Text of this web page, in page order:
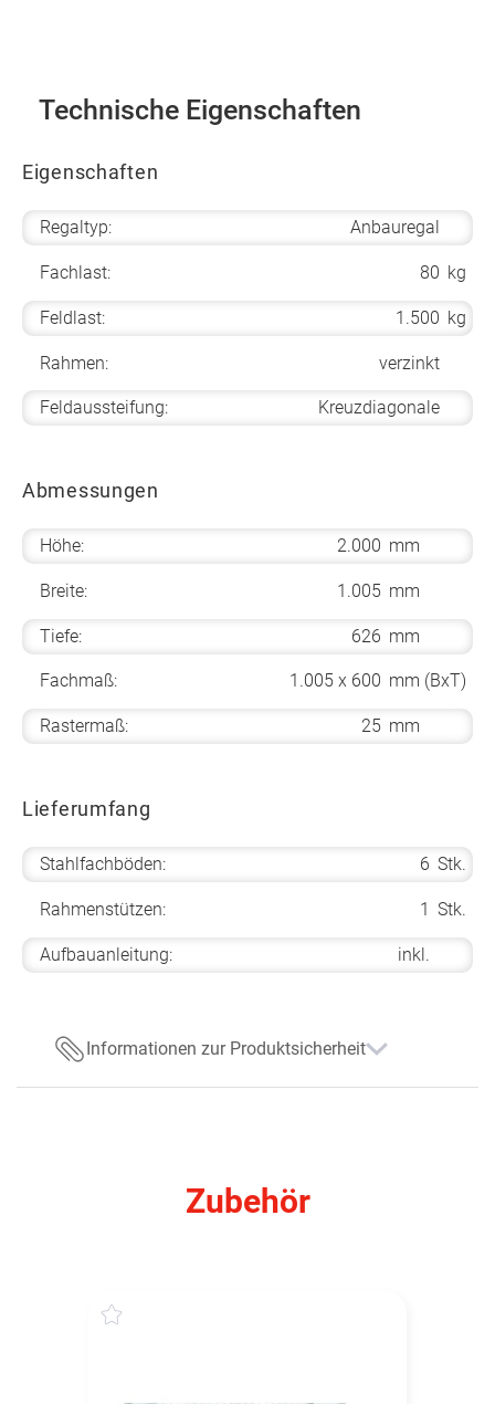
Technische Eigenschaften
Eigenschaften
Regaltyp: Anbauregal
Fachlast: 80 kg
Feldlast: 1.500 kg
Rahmen: verzinkt
Feldaussteifung: Kreuzdiagonale
Abmessungen
Höhe: 2.000 mm
Breite: 1.005 mm
Tiefe: 626 mm
Fachmaß: 1.005 x 600 mm (BxT)
Rastermaß: 25 mm
Lieferumfang
Stahlfachböden: 6 Stk.
Rahmenstützen: 1 Stk.
Aufbauanleitung: inkl.
Informationen zur Produktsicherheit
Zubehör